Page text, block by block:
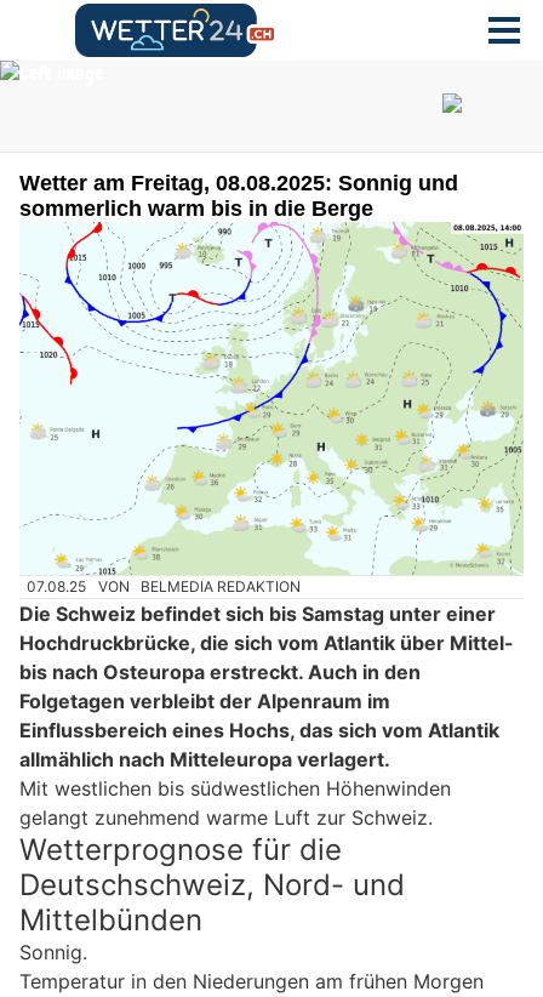
Wetter am Freitag, 08.08.2025: Sonnig und
sommerlich warm bis in die Berge
07.08.25 VON BELMEDIA REDAKTION
Die Schweiz befindet sich bis Samstag unter einer
Hochdruckbrücke, die sich vom Atlantik über Mittel-
bis nach Osteuropa erstreckt. Auch in den
Folgetagen verbleibt der Alpenraum im
Einflussbereich eines Hochs, das sich vom Atlantik
allmählich nach Mitteleuropa verlagert.
Mit westlichen bis südwestlichen Höhenwinden
gelangt zunehmend warme Luft zur Schweiz.
Wetterprognose für die
Deutschschweiz, Nord- und
Mittelbünden
Sonnig.
Temperatur in den Niederungen am frühen Morgen